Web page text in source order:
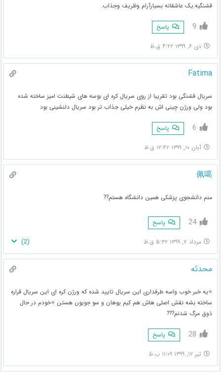
قشنگیه.یک عاشقانه بسیارآرام وظریف وجذاب.
9 پاسخ
دی ۶, ۱۳۹۹ ۴:۲۲ ق.ظ
Fatima
سریال قشنگی بود تقریبا از روی سریال کره ای بوسه های شیطنت امیز ساخته شده
بود ولی ورژن چینی اش به نظرم خیلی جذاب تر بود سریال دلنشینی بود
6 پاسخ
آبان ۱۰, ۱۳۹۹ ۱۲:۴۲ ق.ظ
佩噶
منم دانشجوی پزشکی همین دانشگاه هستم??
24 پاسخ
مرداد ۷, ۱۳۹۹ ۵:۳۲ ق.ظ (
2
)
محدثه
⭐یه خبر خوب واسه طرفداری این سریال تایید شده که ورژن کره ای این سریال قراره
ساخته بشه نقش اصلی هاش هم کیم یوهان و سو جویون هستن ⭐خودم در حال
ذوق مرگ شدنم???
28 پاسخ
تیر ۱۲, ۱۳۹۹ ۱۱:۰۹ ب.ظ